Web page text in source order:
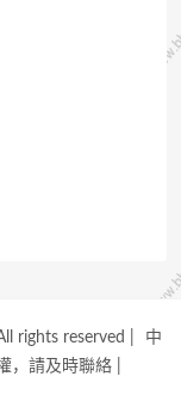
rights reserved
中
，請及時聯絡|